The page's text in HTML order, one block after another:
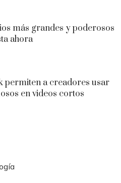
más grandes y poderosos
ahora
permiten a creadores usar
en videos cortos